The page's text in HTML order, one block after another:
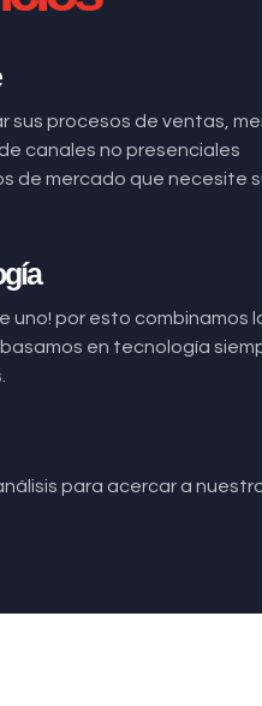
sus procesos de ventas,
canales no presenciales
de mercado que necesite
uno! por esto combinamos
en tecnología
para acercar a